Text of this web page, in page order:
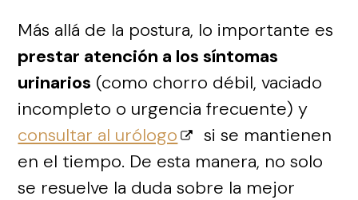
Más allá de la postura, lo importante es
prestar atención a los síntomas
urinarios (como chorro débil, vaciado
incompleto o urgencia frecuente) y
consultar al urólogo
si se mantienen
en el tiempo. De esta manera, no solo
se resuelve la duda sobre la mejor